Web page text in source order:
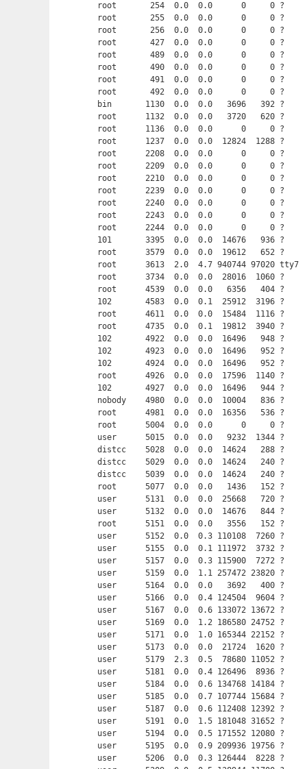
root       254  0.0  0.0      0     0 ?
root       255  0.0  0.0      0     0 ?
root       256  0.0  0.0      0     0 ?
root       427  0.0  0.0      0     0 ?
root       489  0.0  0.0      0     0 ?
root       490  0.0  0.0      0     0 ?
root       491  0.0  0.0      0     0 ?
root       492  0.0  0.0      0     0 ?
bin       1130  0.0  0.0   3696   392 ?
root      1132  0.0  0.0   3720   620 ?
root      1136  0.0  0.0      0     0 ?
root      1237  0.0  0.0  12824  1288 ?
root      2208  0.0  0.0      0     0 ?
root      2209  0.0  0.0      0     0 ?
root      2210  0.0  0.0      0     0 ?
root      2239  0.0  0.0      0     0 ?
root      2240  0.0  0.0      0     0 ?
root      2243  0.0  0.0      0     0 ?
root      2244  0.0  0.0      0     0 ?
101       3395  0.0  0.0  14676   936 ?
root      3579  0.0  0.0  19612   652 ?
root      3613  2.0  4.7 940744 97020 tty7
root      3734  0.0  0.0  28016  1060 ?
root      4539  0.0  0.0   6356   404 ?
102       4583  0.0  0.1  25912  3196 ?
root      4611  0.0  0.0  15484  1116 ?
root      4735  0.0  0.1  19812  3940 ?
102       4922  0.0  0.0  16496   948 ?
102       4923  0.0  0.0  16496   952 ?
102       4924  0.0  0.0  16496   952 ?
root      4926  0.0  0.0  17596  1140 ?
102       4927  0.0  0.0  16496   944 ?
nobody    4980  0.0  0.0  10004   836 ?
root      4981  0.0  0.0  16356   536 ?
root      5004  0.0  0.0      0     0 ?
user      5015  0.0  0.0   9232  1344 ?
distcc    5028  0.0  0.0  14624   288 ?
distcc    5029  0.0  0.0  14624   240 ?
distcc    5039  0.0  0.0  14624   240 ?
root      5077  0.0  0.0   1436   152 ?
user      5131  0.0  0.0  25668   720 ?
user      5132  0.0  0.0  14676   844 ?
root      5151  0.0  0.0   3556   152 ?
user      5152  0.0  0.3 110108  7260 ?
user      5155  0.0  0.1 111972  3732 ?
user      5157  0.0  0.3 115900  7272 ?
user      5159  0.0  1.1 257472 23820 ?
user      5164  0.0  0.0   3692   400 ?
user      5166  0.0  0.4 124504  9604 ?
user      5167  0.0  0.6 133072 13672 ?
user      5169  0.0  1.2 186580 24752 ?
user      5171  0.0  1.0 165344 22152 ?
user      5173  0.0  0.0  21724  1620 ?
user      5179  2.3  0.5  78680 11052 ?
user      5181  0.0  0.4 126496  8936 ?
user      5184  0.0  0.6 134768 14184 ?
user      5185  0.0  0.7 107744 15684 ?
user      5187  0.0  0.6 112408 12392 ?
user      5191  0.0  1.5 181048 31652 ?
user      5194  0.0  0.5 171552 12080
user      5195  0.0  0.9 209936 19756 ?
user      5206  0.0  0.3 126444  8228 ?